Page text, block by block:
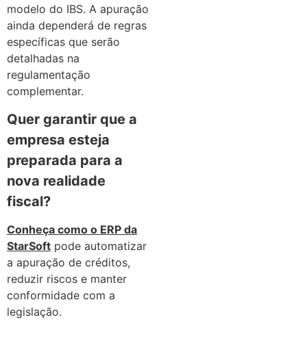
modelo do IBS. A apuração
ainda dependerá de regras
específicas que serão
detalhadas na
regulamentação
complementar.
Quer garantir que a
empresa esteja
preparada para a
nova realidade
fiscal?
Conheça como o ERP da
StarSoft pode automatizar
a apuração de créditos,
reduzir riscos e manter
conformidade com a
legislação.